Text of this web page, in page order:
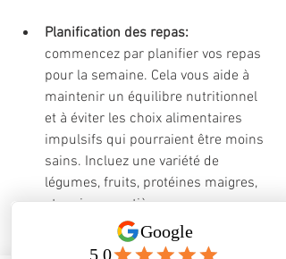
Planification des repas:
commencez par planifier vos repas
pour la semaine. Cela vous aide à
maintenir un équilibre nutritionnel
et à éviter les choix alimentaires
impulsifs qui pourraient être moins
sains. Incluez une variété de
légumes, fruits, protéines maigres,
et grainnes entières pour assurer
une alimentation équilibrée.